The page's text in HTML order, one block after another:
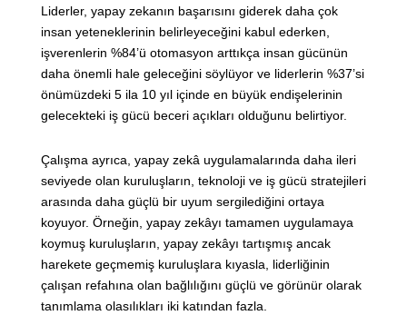
Liderler, yapay zekanın başarısını giderek daha çok
insan yeteneklerinin belirleyeceğini kabul ederken,
işverenlerin %84’ü otomasyon arttıkça insan gücünün
daha önemli hale geleceğini söylüyor ve liderlerin %37’si
önümüzdeki 5 ila 10 yıl içinde en büyük endişelerinin
gelecekteki iş gücü beceri açıkları olduğunu belirtiyor.
Çalışma ayrıca, yapay zekâ uygulamalarında daha ileri
seviyede olan kuruluşların, teknoloji ve iş gücü stratejileri
arasında daha güçlü bir uyum sergilediğini ortaya
koyuyor. Örneğin, yapay zekâyı tamamen uygulamaya
koymuş kuruluşların, yapay zekâyı tartışmış ancak
harekete geçmemiş kuruluşlara kıyasla, liderliğinin
çalışan refahına olan bağlılığını güçlü ve görünür olarak
tanımlama olasılıkları iki katından fazla.